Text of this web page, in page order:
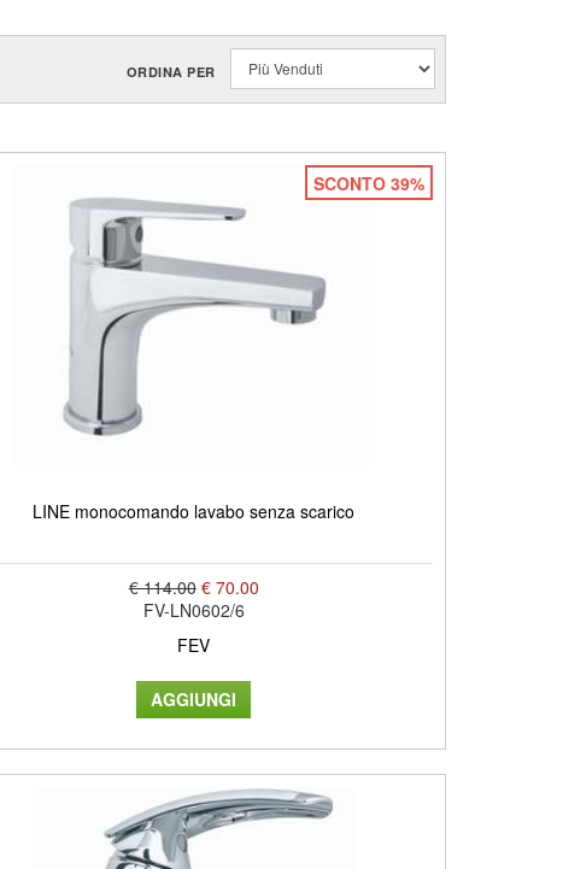
ORDINA PER
SCONTO 39%
LINE monocomando lavabo senza scarico
€ 114.00 € 70.00
FV-LN0602/6
FEV